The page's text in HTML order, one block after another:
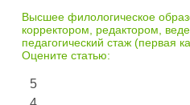
Высшее филологическое
корректором, редактором,
педагогический стаж (первая
Оцените статью:
5